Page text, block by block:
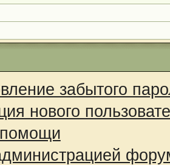
забытого
нового